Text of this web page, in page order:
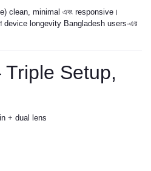
clean, minimal এবং responsive।
device longevity Bangladesh users-এর
Triple Setup,
+ dual lens